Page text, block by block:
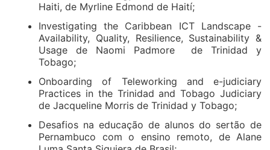
Haiti, de Myrline Edmond de Haití;
Investigating the Caribbean ICT Landscape -
Availability, Quality, Resilience, Sustainability &
Usage de Naomi Padmore de Trinidad y
Tobago;
Onboarding of Teleworking and e-judiciary
Practices in the Trinidad and Tobago Judiciary
de Jacqueline Morris de Trinidad y Tobago;
Desafios na educação de alunos do sertão de
Pernambuco com o ensino remoto, de Alane